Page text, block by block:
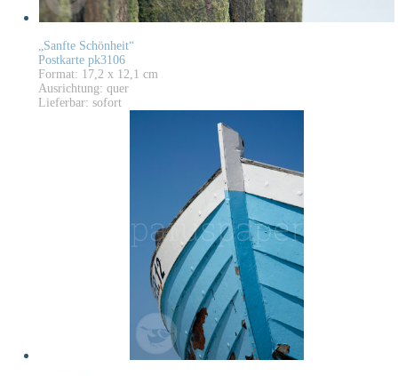
„Sanfte Schönheit“
Postkarte pk3106
Format: 17,2 x 12,1 cm
Ausrichtung: quer
Lieferbar: sofort